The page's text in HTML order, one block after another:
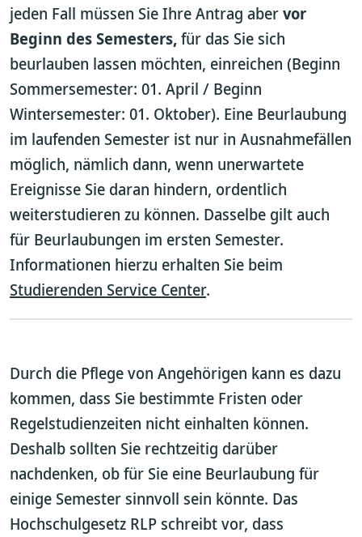
jeden Fall müssen Sie Ihre Antrag abervor
Beginn des Semesters,für das Sie sich
beurlauben lassen möchten, einreichen (Beginn
Sommersemester: 01. April / Beginn
Wintersemester: 01. Oktober). Eine Beurlaubung
im laufenden Semester ist nur in Ausnahmefällen
möglich, nämlich dann, wenn unerwartete
Ereignisse Sie daran hindern, ordentlich
weiterstudieren zu können. Dasselbe gilt auch
für Beurlaubungen im ersten Semester.
Informationen hierzu erhalten Sie beim
Studierenden Service Center.
Durch die Pflege von Angehörigen kann es dazu
kommen, dass Sie bestimmte Fristen oder
Regelstudienzeiten nicht einhalten können.
Deshalb sollten Sie rechtzeitig darüber
nachdenken, ob für Sie eine Beurlaubung für
einige Semester sinnvoll sein könnte. Das
Hochschulgesetz RLP schreibt vor, dass